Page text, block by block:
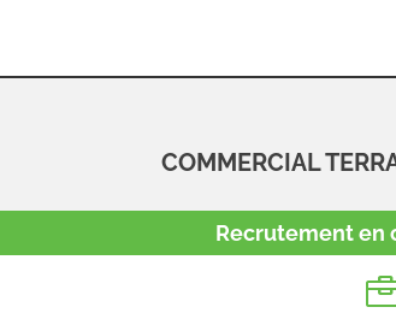
COMMERCIAL
Recrutement en